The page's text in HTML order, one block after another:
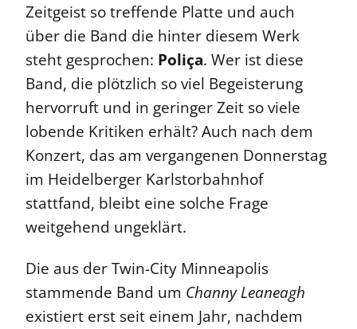
Zeitgeist so treffende Platte und auch
über die Band die hinter diesem Werk
steht gesprochen: Poliça. Wer ist diese
Band, die plötzlich so viel Begeisterung
hervorruft und in geringer Zeit so viele
lobende Kritiken erhält? Auch nach dem
Konzert, das am vergangenen Donnerstag
im Heidelberger Karlstorbahnhof
stattfand, bleibt eine solche Frage
weitgehend ungeklärt.
Die aus der Twin-City Minneapolis
stammende Band um Channy Leaneagh
existiert erst seit einem Jahr, nachdem